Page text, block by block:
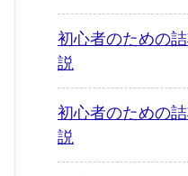
初心者のための
説
初心者のための
説